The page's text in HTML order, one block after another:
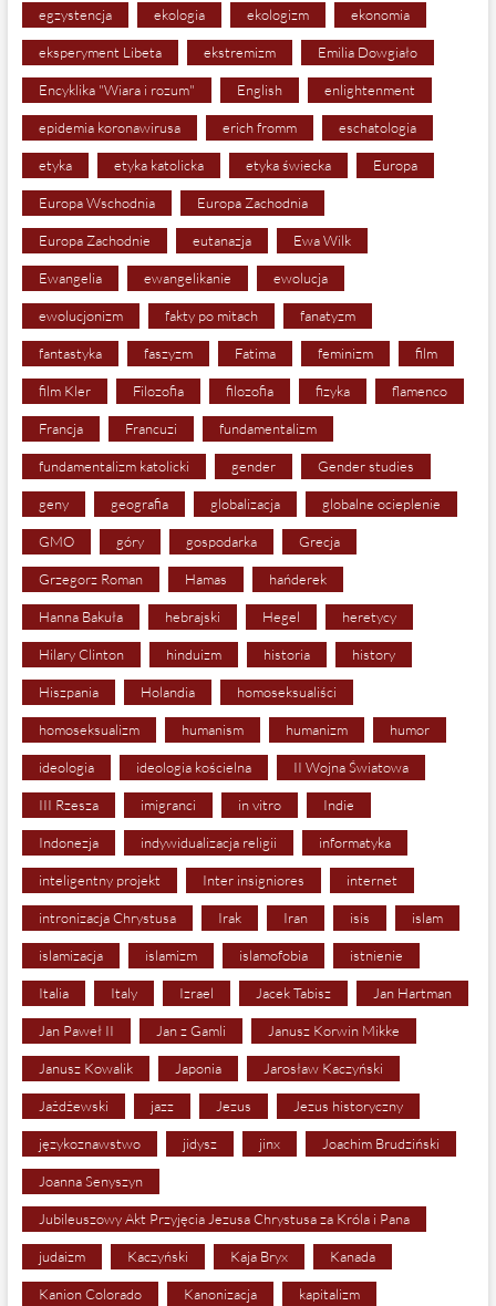
egzystencja ekologia ekologizm ekonomia
eksperyment Libeta ekstremizm Emilia Dowgiało
Encyklika "Wiara i rozum" English enlightenment
epidemia koronawirusa erich fromm eschatologia
etyka etyka katolicka etyka świecka Europa
Europa Wschodnia Europa Zachodnia
Europa Zachodnie eutanazja Ewa Wilk
Ewangelia ewangelikanie ewolucja
ewolucjonizm fakty po mitach fanatyzm
fantastyka faszyzm Fatima feminizm film
film Kler Filozofia filozofia fizyka flamenco
Francja Francuzi fundamentalizm
fundamentalizm katolicki gender Gender studies
geny geografia globalizacja globalne ocieplenie
GMO góry gospodarka Grecja
Grzegorz Roman Hamas hańderek
Hanna Bakuła hebrajski Hegel heretycy
Hilary Clinton hinduizm historia history
Hiszpania Holandia homoseksualiści
homoseksualizm humanism humanizm humor
ideologia ideologia kościelna II Wojna Światowa
III Rzesza imigranci in vitro Indie
Indonezja indywidualizacja religii informatyka
inteligentny projekt Inter insigniores internet
intronizacja Chrystusa Irak Iran isis islam
islamizacja islamizm islamofobia istnienie
Italia Italy Izrael Jacek Tabisz Jan Hartman
Jan Paweł II Jan z Gamli Janusz Korwin Mikke
Janusz Kowalik Japonia Jarosław Kaczyński
Jażdżewski jazz Jezus Jezus historyczny
językoznawstwo jidysz jinx Joachim Brudziński
Joanna Senyszyn
Jubileuszowy Akt Przyjęcia Jezusa Chrystusa za Króla i Pana
judaizm Kaczyński Kaja Bryx Kanada
Kanion Colorado Kanonizacja kapitalizm